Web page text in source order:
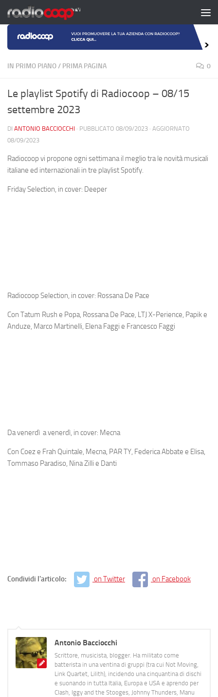
Salta al contenuto
IN PRIMO PIANO/ PRIMA PAGINA 0
Le playlist Spotify di Radiocoop – 08/15
settembre 2023
DI ANTONIO BACCIOCCHI · PUBBLICATO 08/09/2023 · AGGIORNATO
08/09/2023
Radiocoop vi propone ogni settimana il meglio tra le novità musicali
italiane ed internazionali in tre playlist Spotify.
Friday Selection, in cover: Deeper
Radiocoop Selection, in cover: Rossana De Pace
Con Tatum Rush e Popa, Rossana De Pace, LTJ X-Perience, Papik e
Anduze, Marco Martinelli, Elena Faggi e Francesco Faggi
Da venerdì a venerdì, in cover: Mecna
Con Coez e Frah Quintale, Mecna, PAR TY, Federica Abbate e Elisa,
Tommaso Paradiso, Nina Zilli e Danti
Condividi l'articolo: on Twitter on Facebook
Antonio Bacciocchi
Scrittore, musicista, blogger. Ha militato come
batterista in una ventina di gruppi (tra cui Not Moving,
Link Quartet, Lilith), incidendo una cinquantina di dischi
e suonando in tutta Italia, Europa e USA e aprendo per
Clash, Iggy and the Stooges, Johnny Thunders, Manu